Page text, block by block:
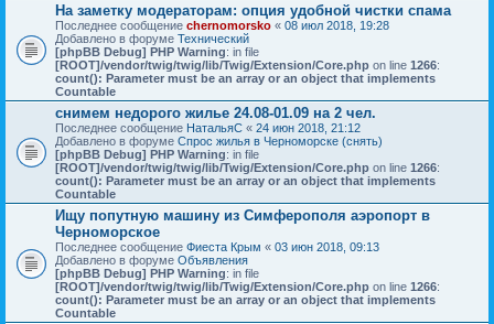
На заметку модераторам: опция удобной чистки спама
Последнее сообщение chernomorsko « 08 июл 2018, 19:28
Добавлено в форуме Технический
[phpBB Debug] PHP Warning: in file
[ROOT]/vendor/twig/twig/lib/Twig/Extension/Core.php on line 1266:
count(): Parameter must be an array or an object that implements
Countable
снимем недорого жилье 24.08-01.09 на 2 чел.
Последнее сообщение НатальяС « 24 июн 2018, 21:12
Добавлено в форуме Спрос жилья в Черноморске (снять)
[phpBB Debug] PHP Warning: in file
[ROOT]/vendor/twig/twig/lib/Twig/Extension/Core.php on line 1266:
count(): Parameter must be an array or an object that implements
Countable
Ищу попутную машину из Симферополя аэропорт в
Черноморское
Последнее сообщение Фиеста Крым « 03 июн 2018, 09:13
Добавлено в форуме Объявления
[phpBB Debug] PHP Warning: in file
[ROOT]/vendor/twig/twig/lib/Twig/Extension/Core.php on line 1266:
count(): Parameter must be an array or an object that implements
Countable